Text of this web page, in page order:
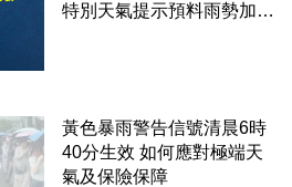
特別天氣提示預料雨勢加劇
黃色暴雨警告信號清晨6時
40分生效 如何應對極端天
氣及保險保障